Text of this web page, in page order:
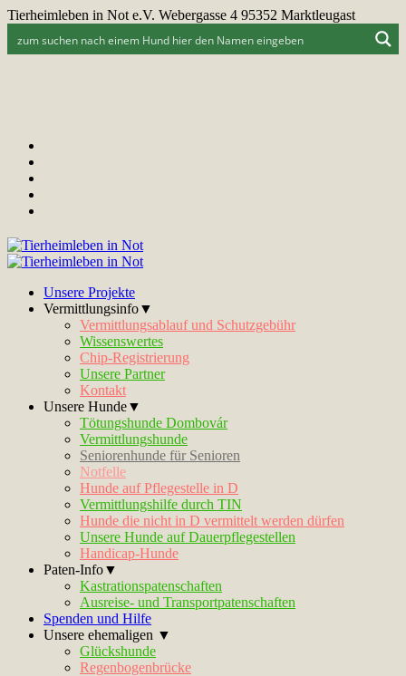
Tierheimleben in Not e.V. Webergasse 4 95352 Marktleugast
Unsere Projekte
Vermittlungsinfo▼
Vermittlungsablauf und Schutzgebühr
Wissenswertes
Chip-Registrierung
Unsere Partner
Kontakt
Unsere Hunde▼
Tötungshunde Dombovár
Vermittlungshunde
Seniorenhunde für Senioren
Notfelle
Hunde auf Pflegestelle in D
Vermittlungshilfe durch TIN
Hunde die nicht in D vermittelt werden dürfen
Unsere Hunde auf Dauerpflegestellen
Handicap-Hunde
Paten-Info▼
Kastrationspatenschaften
Ausreise- und Transportpatenschaften
Spenden und Hilfe
Unsere ehemaligen ▼
Glückshunde
Regenbogenbrücke